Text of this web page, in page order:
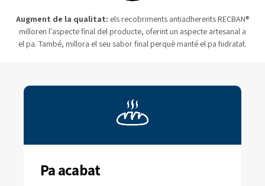
Augment de la qualitat: els recobriments antiadherents RECBAN®
milloren l'aspecte final del producte, oferint un aspecte artesanal a
el pa. També, millora el seu sabor final perquè manté el pa hidratat.
Pa acabat